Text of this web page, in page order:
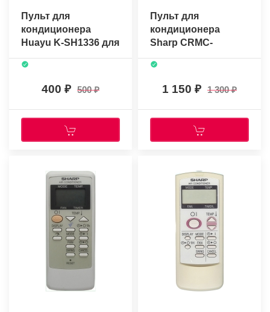
Пульт для
кондиционера
Huayu K-SH1336 для
Sharp
(универсальный)
400 500
Пульт для
кондиционера
Sharp CRMC-
A880JBEZ
(оригинальный)
1 150 1 300